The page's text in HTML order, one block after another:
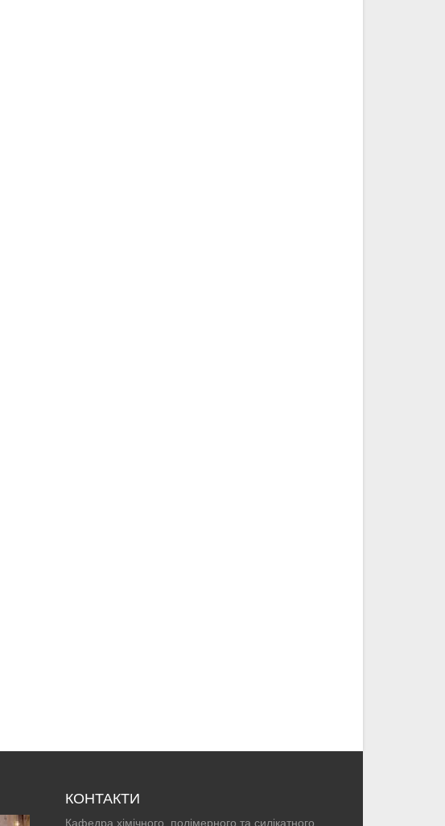
КОНТАКТИ
Кафедра хімічного, полімерного та силікатного